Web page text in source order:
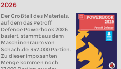
2026
Der Großteil des Materials,
auf dem das Petroff
Defence Powerbook 2026
basiert, stammt aus dem
Maschinenraum von
Schach.de: 357.000 Partien.
Zu dieser imposanten
Menge kommen noch